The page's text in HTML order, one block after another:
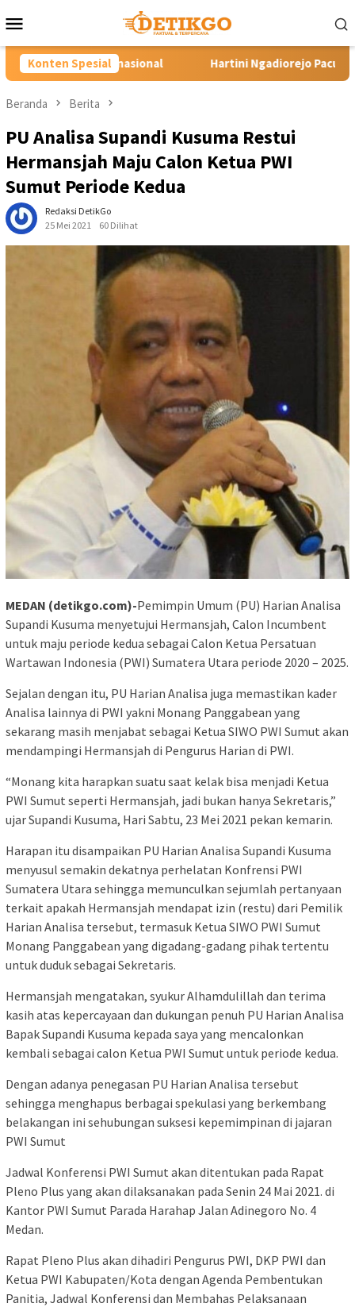
ke
Mobile
Konten Spesial
Hartini Ngadiorejo Pacu Transformasi SMKN 1
Beranda Berita
PU Analisa Supandi Kusuma Restui
Hermansjah Maju Calon Ketua PWI
Sumut Periode Kedua
Redaksi DetikGo
25 Mei 2021
60 Dilihat
MEDAN (detikgo.com)-Pemimpin Umum (PU) Harian Analisa
Supandi Kusuma menyetujui Hermansjah, Calon Incumbent
untuk maju periode kedua sebagai Calon Ketua Persatuan
Wartawan Indonesia (PWI) Sumatera Utara periode 2020 – 2025.
Sejalan dengan itu, PU Harian Analisa juga memastikan kader
Analisa lainnya di PWI yakni Monang Panggabean yang
sekarang masih menjabat sebagai Ketua SIWO PWI Sumut akan
mendampingi Hermansjah di Pengurus Harian di PWI.
“Monang kita harapkan suatu saat kelak bisa menjadi Ketua
PWI Sumut seperti Hermansjah, jadi bukan hanya Sekretaris,”
ujar Supandi Kusuma, Hari Sabtu, 23 Mei 2021 pekan kemarin.
Harapan itu disampaikan PU Harian Analisa Supandi Kusuma
menyusul semakin dekatnya perhelatan Konfrensi PWI
Sumatera Utara sehingga memunculkan sejumlah pertanyaan
terkait apakah Hermansjah mendapat izin (restu) dari Pemilik
Harian Analisa tersebut, termasuk Ketua SIWO PWI Sumut
Monang Panggabean yang digadang-gadang pihak tertentu
untuk duduk sebagai Sekretaris.
Hermansjah mengatakan, syukur Alhamdulillah dan terima
kasih atas kepercayaan dan dukungan penuh PU Harian Analisa
Bapak Supandi Kusuma kepada saya yang mencalonkan
kembali sebagai calon Ketua PWI Sumut untuk periode kedua.
Dengan adanya penegasan PU Harian Analisa tersebut
sehingga menghapus berbagai spekulasi yang berkembang
belakangan ini sehubungan suksesi kepemimpinan di jajaran
PWI Sumut
Jadwal Konferensi PWI Sumut akan ditentukan pada Rapat
Pleno Plus yang akan dilaksanakan pada Senin 24 Mai 2021. di
Kantor PWI Sumut Parada Harahap Jalan Adinegoro No. 4
Medan.
Rapat Pleno Plus akan dihadiri Pengurus PWI, DKP PWI dan
Ketua PWI Kabupaten/Kota dengan Agenda Pembentukan
Panitia, Jadwal Konferensi dan Membahas Pelaksanaan